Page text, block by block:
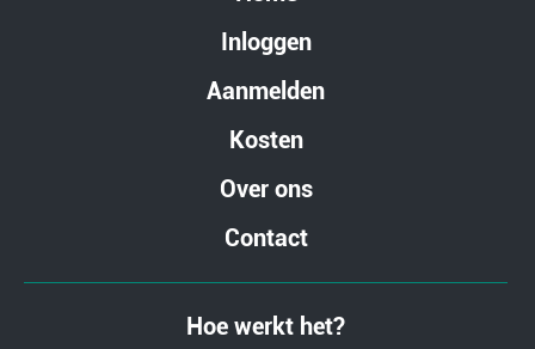
Inloggen
Aanmelden
Kosten
Over ons
Contact
Hoe werkt het?